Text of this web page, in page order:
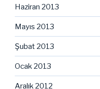
Haziran 2013
Mayıs 2013
Şubat 2013
Ocak 2013
Aralık 2012